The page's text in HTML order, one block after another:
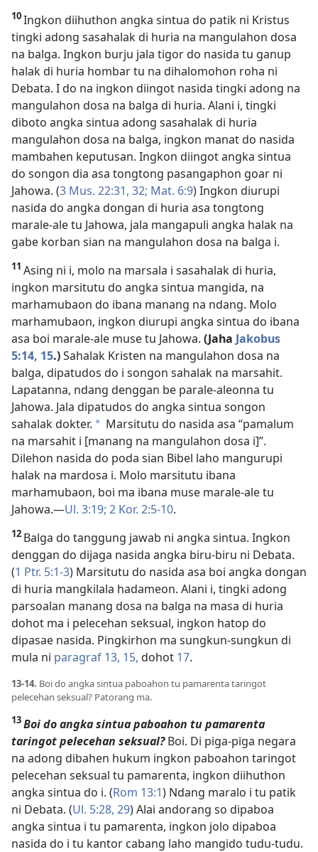
10Ingkon diihuthon angka sintua do patik ni Kristus
tingki adong sasahalak di huria na mangulahon dosa
na balga. Ingkon burju jala tigor do nasida tu ganup
halak di huria hombar tu na dihalomohon roha ni
Debata. I do na ingkon diingot nasida tingki adong na
mangulahon dosa na balga di huria. Alani i, tingki
diboto angka sintua adong sasahalak di huria
mangulahon dosa na balga, ingkon manat do nasida
mambahen keputusan. Ingkon diingot angka sintua
do songon dia asa tongtong pasangaphon goar ni
Jahowa. (3 Mus. 22:31, 32; Mat. 6:9) Ingkon diurupi
nasida do angka dongan di huria asa tongtong
marale-ale tu Jahowa, jala mangapuli angka halak na
gabe korban sian na mangulahon dosa na balga i.
11 Asing ni i, molo na marsala i sasahalak di huria,
ingkon marsitutu do angka sintua mangida, na
marhamubaon do ibana manang na ndang. Molo
marhamubaon, ingkon diurupi angka sintua do ibana
asa boi marale-ale muse tu Jahowa. (Jaha Jakobus
5:14, 15.)Sahalak Kristen na mangulahon dosa na
balga, dipatudos do i songon sahalak na marsahit.
Lapatanna, ndang denggan be parale-aleonna tu
Jahowa. Jala dipatudos do angka sintua songon
sahalak dokter. * Marsitutu do nasida asa “pamalum
na marsahit i [manang na mangulahon dosa i]”.
Dilehon nasida do poda sian Bibel laho mangurupi
halak na mardosa i. Molo marsitutu ibana
marhamubaon, boi ma ibana muse marale-ale tu
Jahowa.​—Ul. 3:19; 2 Kor. 2:5-10.
12 Balga do tanggung jawab ni angka sintua. Ingkon
denggan do dijaga nasida angka biru-biru ni Debata.
(1 Ptr. 5:1-3) Marsitutu do nasida asa boi angka dongan
di huria mangkilala hadameon. Alani i, tingki adong
parsoalan manang dosa na balga na masa di huria
dohot ma i pelecehan seksual, ingkon hatop do
dipasae nasida. Pingkirhon ma sungkun-sungkun di
mula ni paragraf 13, 15, dohot 17.
13-14. Boi do angka sintua paboahon tu pamarenta taringot
pelecehan seksual? Patorang ma.
13Boi do angka sintua paboahon tu pamarenta
taringot pelecehan seksual?Boi. Di piga-piga negara
na adong dibahen hukum ingkon paboahon taringot
pelecehan seksual tu pamarenta, ingkon diihuthon
angka sintua do i. (Rom 13:1) Ndang maralo i tu patik
ni Debata. (Ul. 5:28, 29) Alai andorang so dipaboa
angka sintua i tu pamarenta, ingkon jolo dipaboa
nasida do i tu kantor cabang laho mangido tudu-tudu.